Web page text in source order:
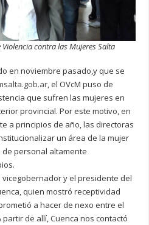
contra las Mujeres Salta
en noviembre pasado,y que se
, el OVcM puso de
que sufren las mujeres en
provincial. Por este motivo, en
a principios de año, las directoras
un área de la mujer
personal altamente
vicegobernador y el presidente del
quien mostró receptividad
a hacer de nexo entre el
de allí, Cuenca nos contactó